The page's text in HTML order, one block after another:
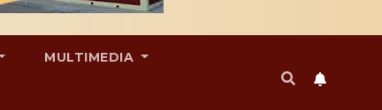
MULTIMEDIA